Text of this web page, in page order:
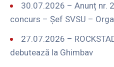
30.07.2026 – Anunț nr.
concurs – Șef SVSU –
27.07.2026 –
debutează la Ghimbav